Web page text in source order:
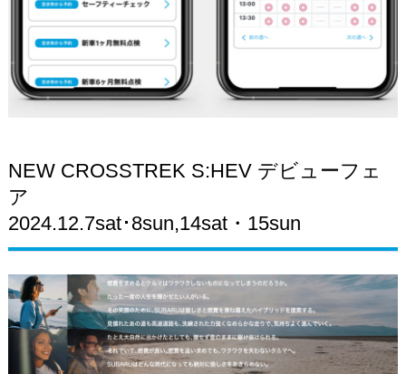
NEW CROSSTREK S:HEV デビューフェ
ア
2024.12.7sat･8sun,14sat・15sun